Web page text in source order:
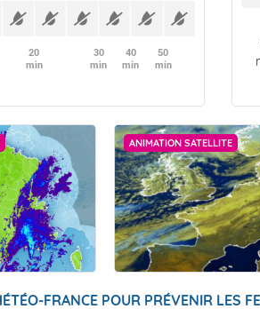
20
min
30
min
40
min
50
min
ANIMATION SATELLITE
FRANCE POUR PRÉVENIR LES